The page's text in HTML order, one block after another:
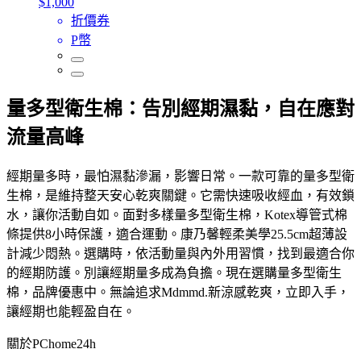
折價券
P幣
量多型衛生棉：告別經期濕黏，自在應對
流量高峰
經期量多時，最怕濕黏滲漏，影響日常。一款可靠的量多型衛
生棉，是維持整天安心乾爽關鍵。它需快速吸收經血，有效鎖
水，讓你活動自如。面對多樣量多型衛生棉，Kotex導管式棉
條提供8小時保護，適合運動。康乃馨輕柔美學25.5cm超薄設
計減少悶熱。選購時，依活動量與內外用習慣，找到最適合你
的經期防護。別讓經期量多成為負擔。現在選購量多型衛生
棉，品牌優惠中。無論追求Mdmmd.新涼感乾爽，立即入手，
讓經期也能輕盈自在。
關於PChome24h